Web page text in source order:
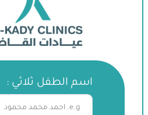
اسم الطفل ثلاثي :